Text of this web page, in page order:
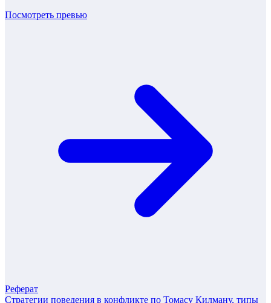
Посмотреть превью
Реферат
Стратегии поведения в конфликте по Томасу Килману, типы